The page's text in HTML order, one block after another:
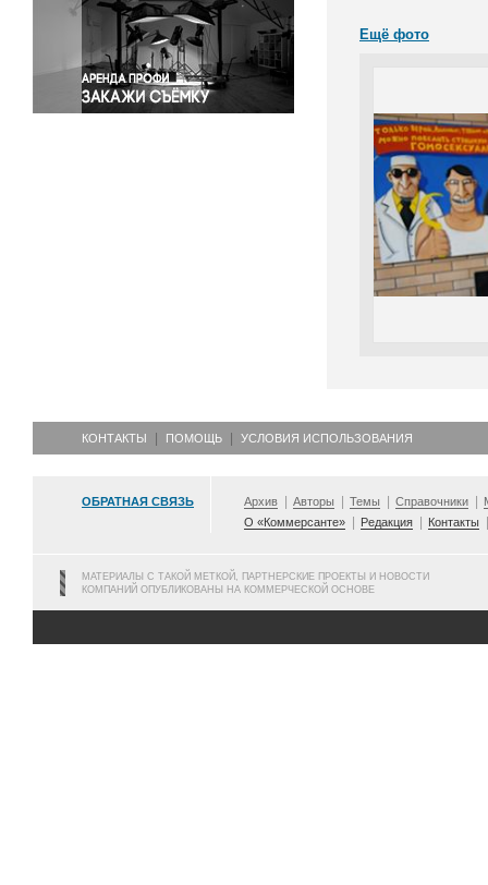
Спорт
Экология
Экономика и бизнес
Ещё фото
КОНТАКТЫ ПОМОЩЬ УСЛОВИЯ ИСПОЛЬЗОВАНИЯ
ОБРАТНАЯ СВЯЗЬ Архив Авторы Темы Справочники
О «Коммерсанте»
Редакция Контакты
МАТЕРИАЛЫ С ТАКОЙ МЕТКОЙ, ПАРТНЕРСКИЕ ПРОЕКТЫ И НОВОСТИ
КОМПАНИЙ ОПУБЛИКОВАНЫ НА КОММЕРЧЕСКОЙ ОСНОВЕ